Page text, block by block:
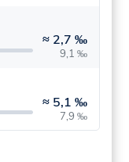
≈ 2,7 ‰
9,1 ‰
≈ 5,1 ‰
7,9 ‰